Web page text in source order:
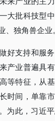
大批科技型
、独角兽企业
好支持和服
产业普遍具有
等特征，从
时间，单靠
为此，习近